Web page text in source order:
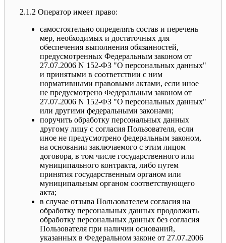
2.1.2 Оператор имеет право:
самостоятельно определять состав и перечень
мер, необходимых и достаточных для
обеспечения выполнения обязанностей,
предусмотренных Федеральным законом от
27.07.2006 N 152-ФЗ "О персональных данных"
и принятыми в соответствии с ним
нормативными правовыми актами, если иное
не предусмотрено Федеральным законом от
27.07.2006 N 152-ФЗ "О персональных данных"
или другими федеральными законами;
поручить обработку персональных данных
другому лицу с согласия Пользователя, если
иное не предусмотрено федеральным законом,
на основании заключаемого с этим лицом
договора, в том числе государственного или
муниципального контракта, либо путем
принятия государственным органом или
муниципальным органом соответствующего
акта;
в случае отзыва Пользователем согласия на
обработку персональных данных продолжить
обработку персональных данных без согласия
Пользователя при наличии оснований,
указанных в Федеральном законе от 27.07.2006